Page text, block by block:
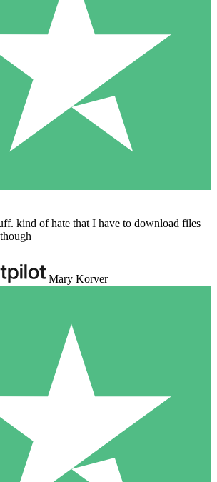
kind of hate that I have to download files
Mary Korver